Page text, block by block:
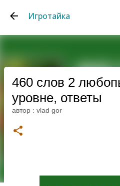
Игротайка
460 слов 2
уровне, ответы
автор : vlad gor